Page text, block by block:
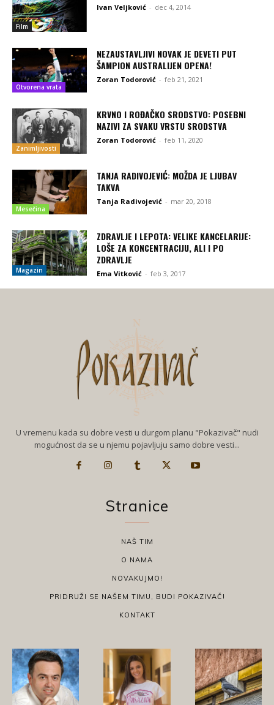
Film
Ivan Veljković - dec 4, 2014
Otvorena vrata
NEZAUSTAVLJIVI NOVAK JE DEVETI PUT
ŠAMPION AUSTRALIJEN OPENA!
Zoran Todorović - feb 21, 2021
Zanimljivosti
KRVNO I ROĐAČKO SRODSTVO: POSEBNI
NAZIVI ZA SVAKU VRSTU SRODSTVA
Zoran Todorović - feb 11, 2020
Mesečina
TANJA RADIVOJEVIĆ: MOŽDA JE LJUBAV
TAKVA
Tanja Radivojević - mar 20, 2018
Magazin
ZDRAVLJE I LEPOTA: VELIKE KANCELARIJE:
LOŠE ZA KONCENTRACIJU, ALI I PO
ZDRAVLJE
Ema Vitković - feb 3, 2017
U vremenu kada su dobre vesti u durgom planu "Pokazivač" nudi
mogućnost da se u njemu pojavljuju samo dobre vesti...
Stranice
NAŠ TIM
O NAMA
NOVAKUJMO!
PRIDRUŽI SE NAŠEM TIMU, BUDI POKAZIVAČ!
KONTAKT